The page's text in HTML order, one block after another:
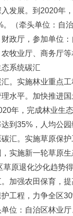
发展。到 2020年
。
（牵头单位：自
政厅，参加单位
牧业厅、商务厅等
系统碳汇
。实施林业重点
水平。加快推进
年，完成林业生
达到35% ，人均公
碳汇。实施草原保
实施新一轮草原生
草原退化沙化趋势
加强农田保育，
工程，力争全区
单位：自治区林业